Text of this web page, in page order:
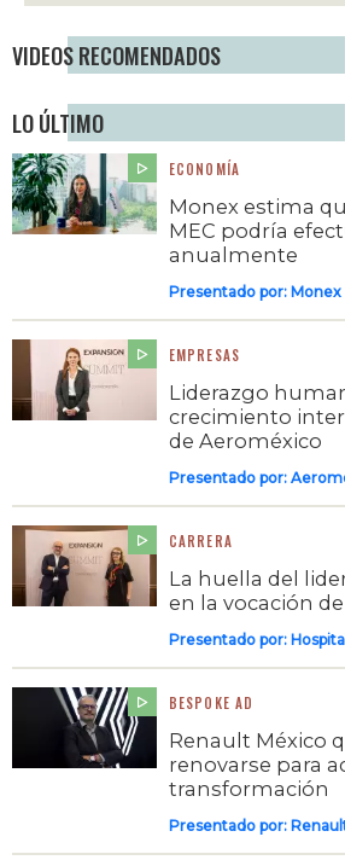
VIDEOS RECOMENDADOS
LO ÚLTIMO
ECONOMÍA
Monex estima
MEC podría
anualmente
Presentado por: Monex
EMPRESAS
Liderazgo
crecimiento
de Aeroméxico
Presentado por:
CARRERA
La huella del
en la vocación
Presentado por:
BESPOKE AD
Renault México
renovarse para
transformación
Presentado por: